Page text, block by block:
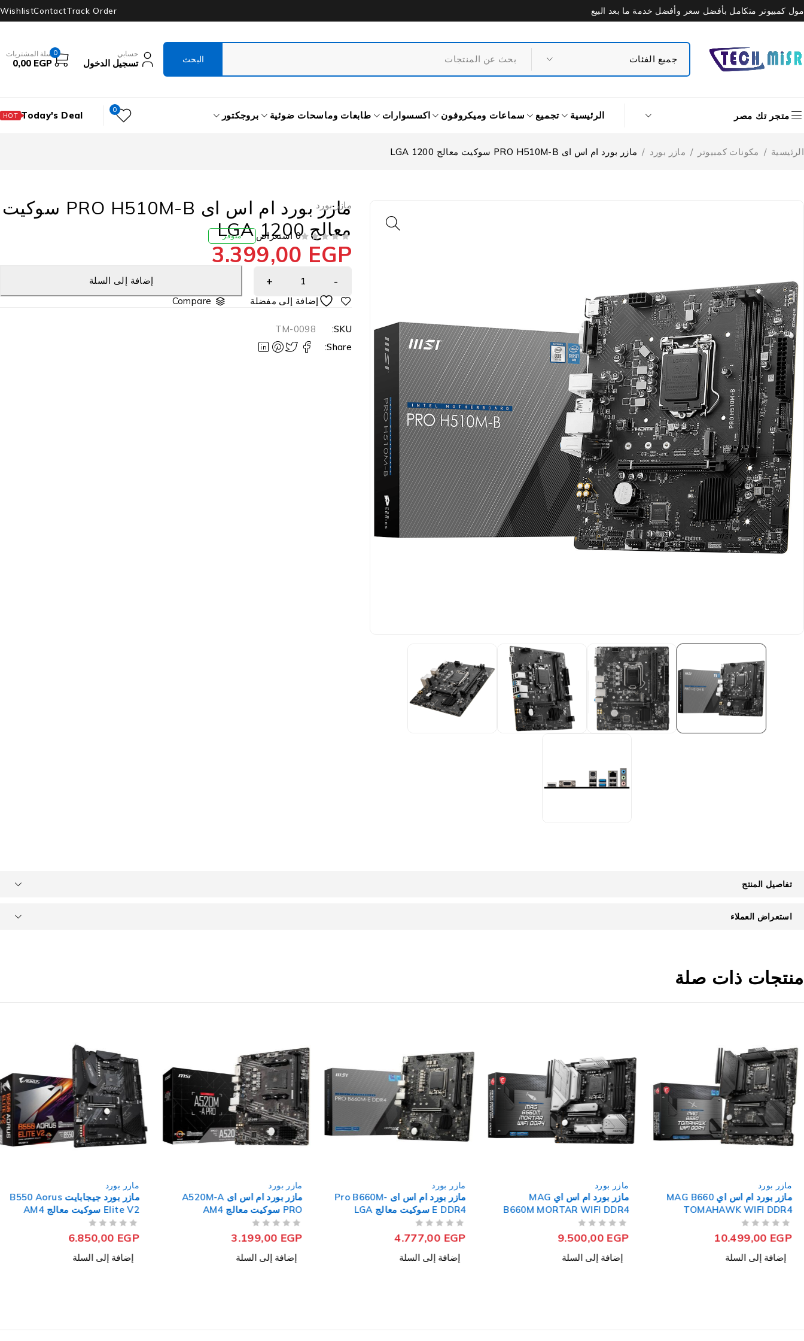
مول كمبيوتر متكامل بأفضل سعر وأفضل خدمة ما بعد البيع Track Order
Contact
Wishlist
حسابي
تسجيل الدخول
0 سلة المشتريات
0,00 EGP
متجر تك مصر الرئيسية تجميع سماعات وميكروفون اكسسوارات طابعات وماسحات ضوئية بروجكتور 0
Today's Deal
HOT
الرئيسية / مكونات كمبيوتر / مازر بورد / مازر بورد ام اس اى PRO H510M-B سوكيت معالج LGA 1200
مازر بورد
مازر بورد ام اس اى PRO H510M-B سوكيت
معالج LGA 1200 0 استعراض متوفر
3.399,00 EGP
إضافة إلى السلة
Compare
SKU:
TM-0098
Share:
تفاصيل المنتج
استعراض العملاء
منتجات ذات صلة
مازر بورد
مازر بورد ام اس اي MAG B660
TOMAHAWK WIFI DDR4
سوكيت معالج LGA 1700
10.499,00EGP
إضافة إلى السلة
مازر بورد
مازر بورد ام اس اي MAG
B660M MORTAR WIFI DDR4
سوكيت معالج LGA 1700
9.500,00EGP
إضافة إلى السلة
مازر بورد
مازر بورد ام اس اى Pro B660M-
E DDR4 سوكيت معالج LGA
1700
4.777,00EGP
إضافة إلى السلة
مازر بورد
مازر بورد ام اس اى A520M-A
PRO سوكيت معالج AM4
3.199,00EGP
إضافة إلى السلة
مازر بورد
مازر بورد جيجابايت B550 Aorus
Elite V2 سوكيت معالج AM4
6.850,00EGP
إضافة إلى السلة